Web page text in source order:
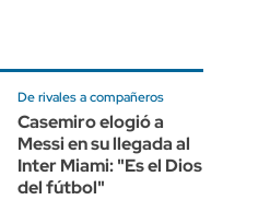
De rivales a compañeros
Casemiro elogió a
Messi en su llegada al
Inter Miami: "Es el Dios
del fútbol"